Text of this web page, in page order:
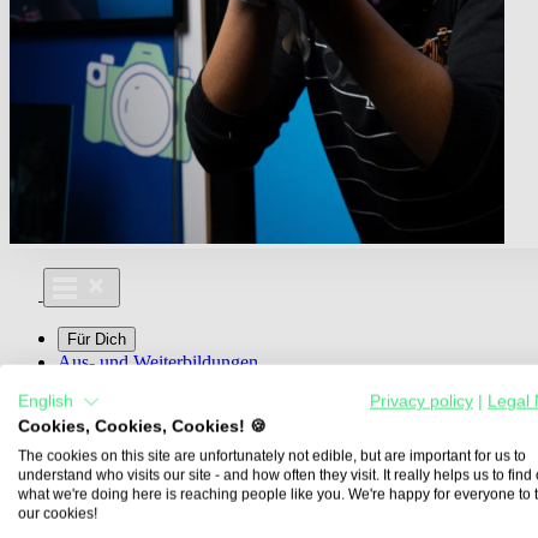
Für Dich
Aus- und Weiterbildungen
Media For You
Über Uns
Übersicht
English Privacy policy
Legal
Cookies, Cookies, Cookies! 🍪
The cookies on this site are unfortunately not edible, but are important for us to
understand who visits our site - and how often they visit. It really helps us to find
what we're doing here is reaching people like you. We're happy for everyone to
our cookies!